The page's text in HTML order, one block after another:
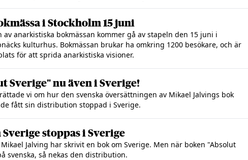
i Stockholm 15 juni
anarkistiska bokmässan kommer gå av stapeln den 15 juni i
kulturhus. Bokmässan brukar ha omkring 1200 besökare, och är
för att sprida anarkistiska visioner.
Sverige" nu även i Sverige!
vi om hur den svenska översättningen av Mikael Jalvings bok
fått sin distribution stoppad i Sverige.
stoppas i Sverige
Jalving har skrivit en bok om Sverige. Men när boken "Absolut
svenska, så nekas den distribution.